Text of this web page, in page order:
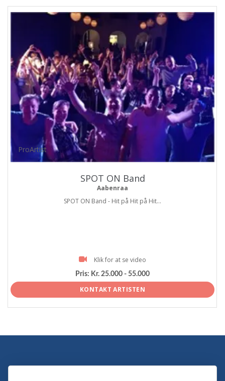
ProArtist
SPOT ON Band
Aabenraa
SPOT ON Band - Hit på Hit på Hit...
Klik for at se video
Pris: Kr. 25.000 - 55.000
KONTAKT ARTISTEN